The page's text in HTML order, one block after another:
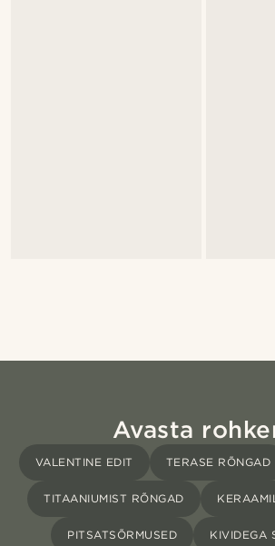
Avasta
VALENTINE EDIT TERASE RÕNGAD
TITAANIUMIST RÕNGAD
PITSATSÕRMUSED KIVIDEGA